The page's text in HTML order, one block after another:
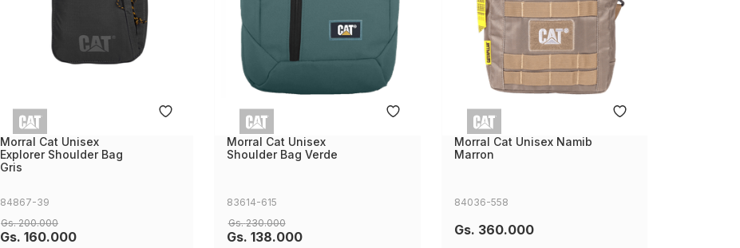
Morral Cat Unisex
Explorer Shoulder Bag
Gris
84867-39
Gs. 200.000
Gs. 160.000
Morral Cat Unisex
Shoulder Bag Verde
83614-615
Gs. 230.000
Gs. 138.000
Morral Cat Unisex Namib
Marron
84036-558
Gs. 360.000